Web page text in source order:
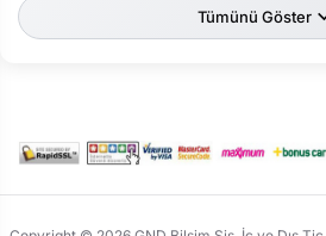
Tümünü Göster